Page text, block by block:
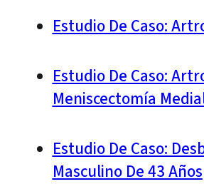
Estudio De Caso:
Estudio De Caso:
Meniscectomía
Estudio De Caso:
Masculino De 43 Años